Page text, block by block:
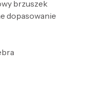
brzuszek
dopasowanie